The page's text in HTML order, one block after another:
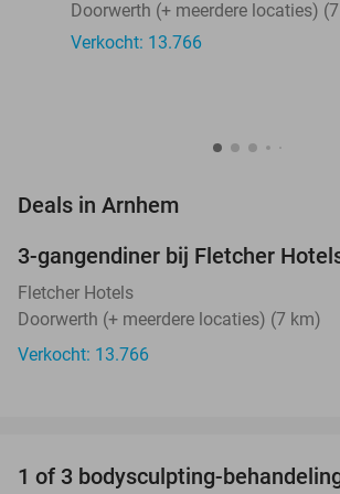
Doorwerth (+ meerdere locaties)
Verkocht: 13.766
Deals in Arnhem
3-gangendiner bij Fletcher
Fletcher Hotels
Doorwerth (+ meerdere locaties) (7 km)
Verkocht: 13.766
1 of 3 bodysculpting-